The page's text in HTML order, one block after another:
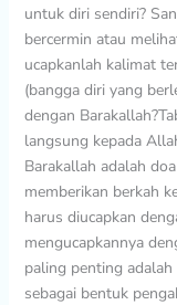
untuk diri sendiri?
bercermin atau
ucapkanlah kalimat
(bangga diri yang
dengan
langsung kepada
Barakallah adalah
memberikan berkah
harus diucapkan
mengucapkannya
paling penting
sebagai bentuk